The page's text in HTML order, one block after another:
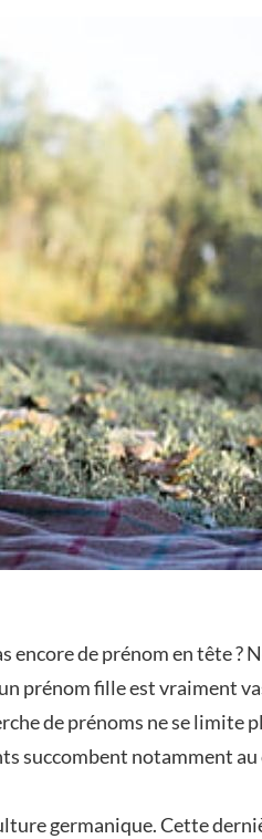
encore de prénom en tête ?
prénom fille est vraiment
de prénoms ne se limite
succombent notamment
germanique. Cette